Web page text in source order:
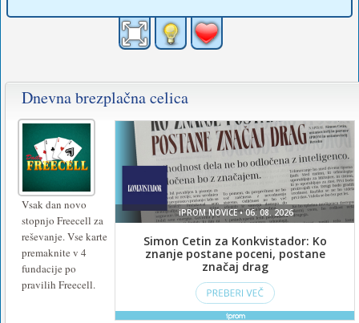
Dnevna brezplačna celica
Vsak dan novo
stopnjo Freecell za
reševanje. Vse karte
premaknite v 4
fundacije po
pravilih Freecell.